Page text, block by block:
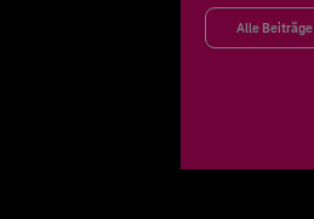
Alle Beiträge